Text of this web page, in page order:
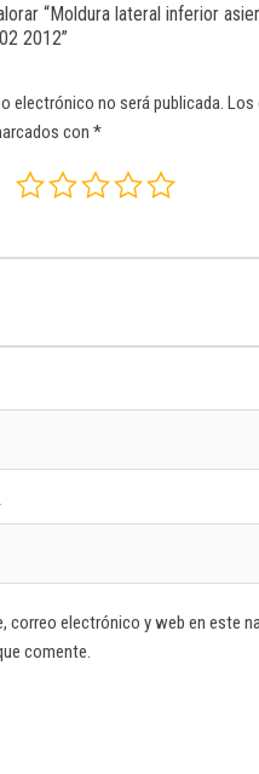
“Moldura lateral inferior
2012”
electrónico no será publicada. Los
con *
correo electrónico y web en este
comente.